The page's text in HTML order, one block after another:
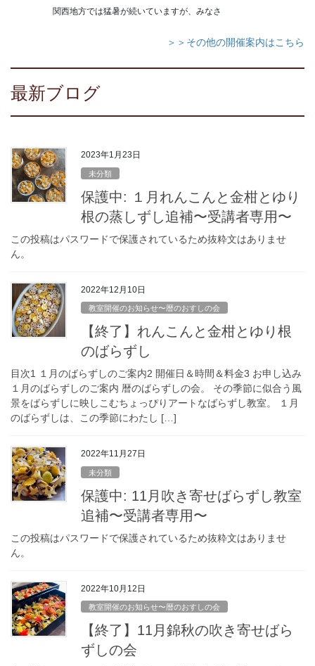
関西地方では猛暑が続いていますが、みなさ
＞＞その他の開催案内はこちら
最新ブログ
2023年1月23日
未分類
保護中: １月れんこんと金柑とゆり
根の蒸しずし追補〜受講者専用〜
この投稿はパスワードで保護されているため抜粋文はありませ
ん。
2022年12月10日
教室開催のお知らせ〜暦のおすしの会
【終了】れんこんと金柑とゆり根
のばらずし
目次1 １月のばらずしのご案内2 開催日＆時間＆料金3 お申し込み
１月のばらずしのご案内 暦のばらずしの会。 その季節に似合う風
景をばらずしに映しこむちょっぴりアートなばらずし教室。 １月
のばらずしは、この季節にわたし […]
2022年11月27日
未分類
保護中: 11月吹き寄せばらずし教室
追補〜受講者専用〜
この投稿はパスワードで保護されているため抜粋文はありませ
ん。
2022年10月12日
教室開催のお知らせ〜暦のおすしの会
【終了】11月錦秋の吹き寄せばら
ずしの会